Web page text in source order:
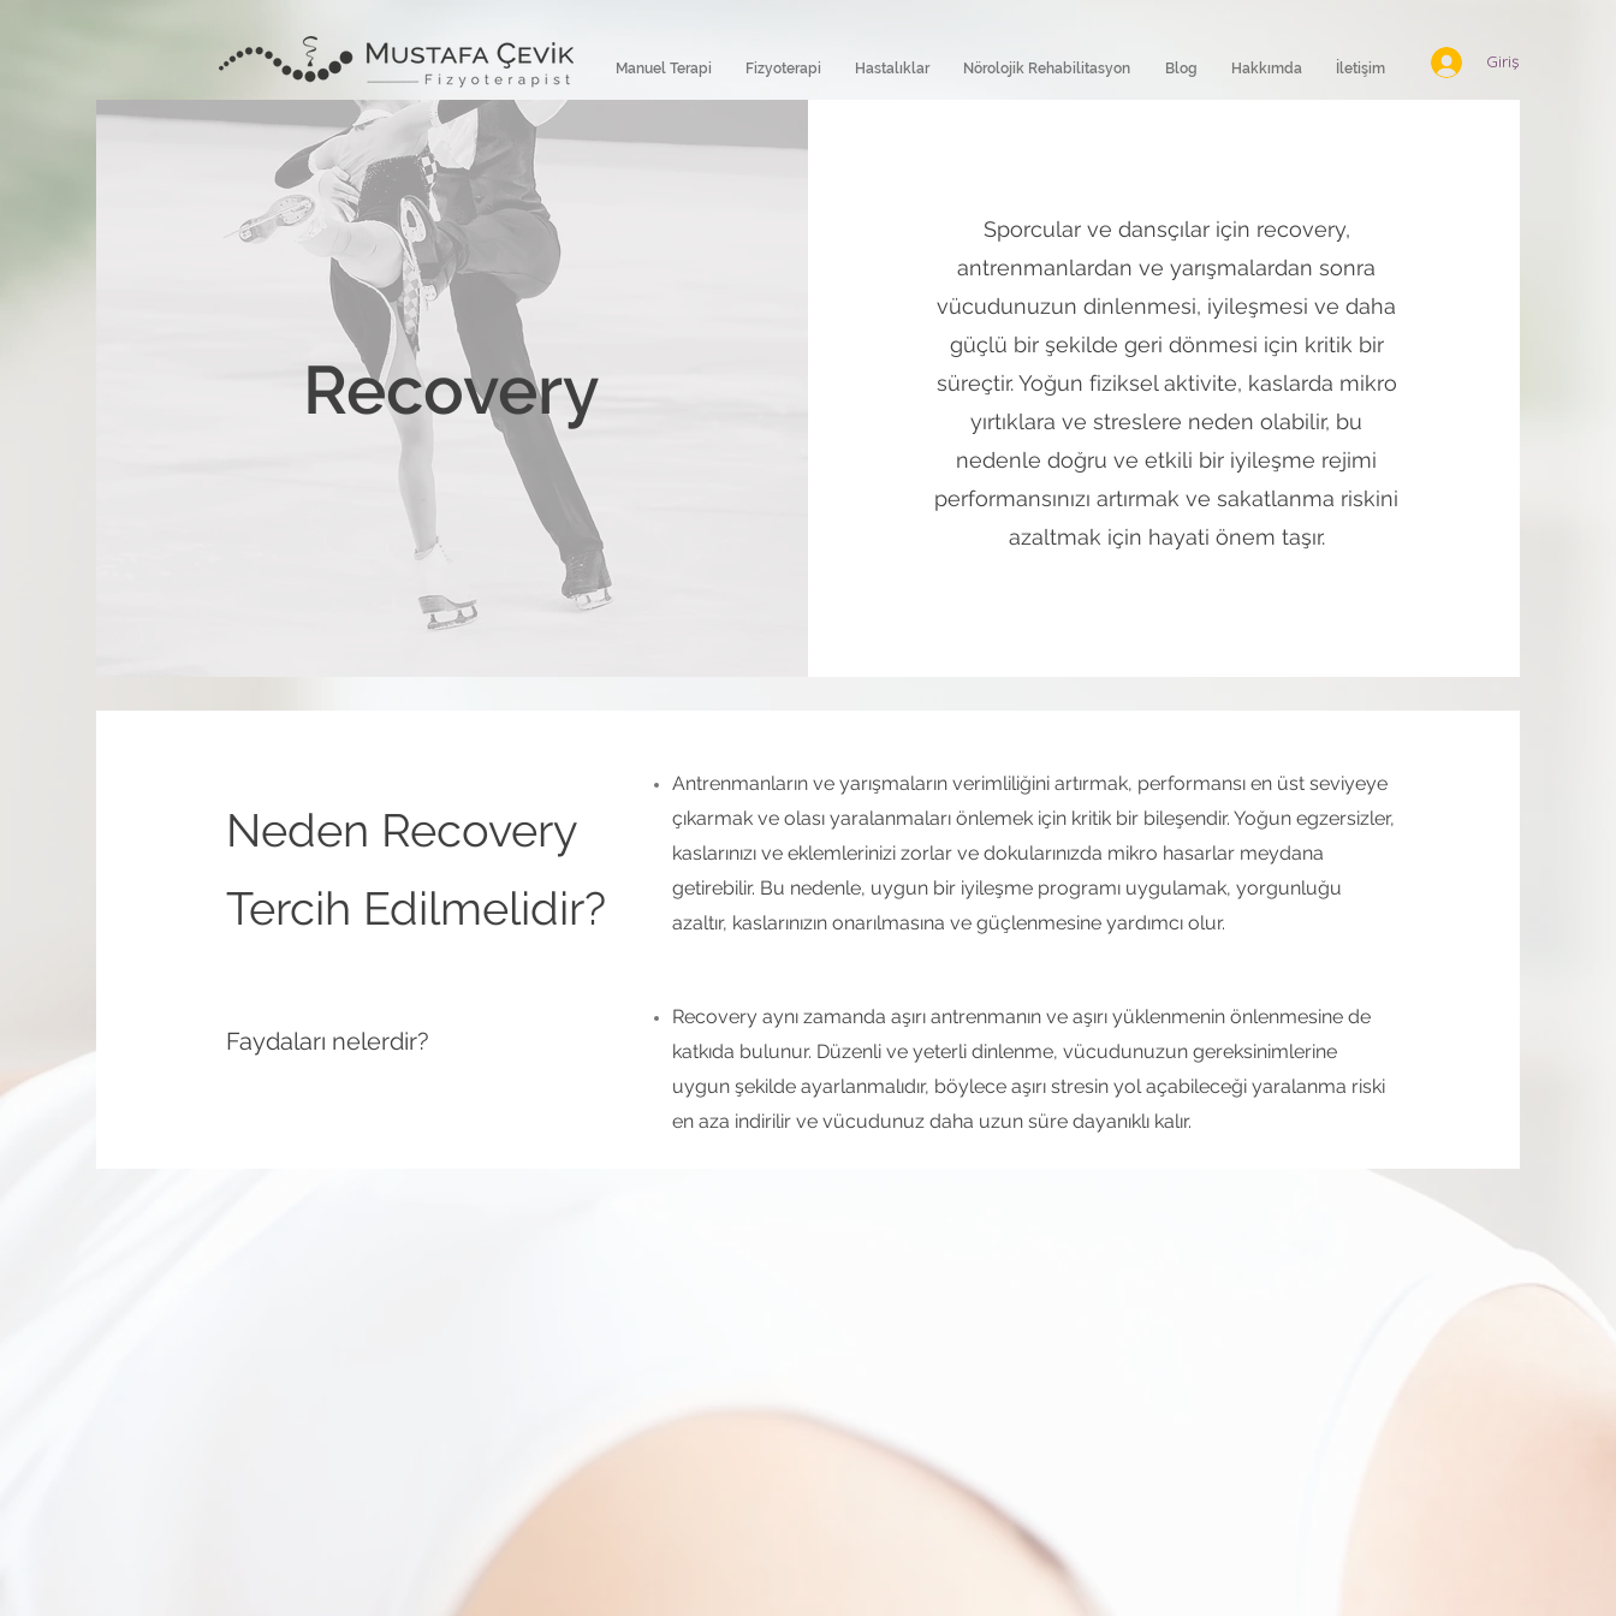
Manuel Terapi Fizyoterapi Hastalıklar Nörolojik Rehabilitasyon Blog Hakkımda İletişim Giriş
Recovery
Sporcular ve dansçılar için recovery,
antrenmanlardan ve yarışmalardan sonra
vücudunuzun dinlenmesi, iyileşmesi ve daha
güçlü bir şekilde geri dönmesi için kritik bir
süreçtir. Yoğun fiziksel aktivite, kaslarda mikro
yırtıklara ve streslere neden olabilir, bu
nedenle doğru ve etkili bir iyileşme rejimi
performansınızı artırmak ve sakatlanma riskini
azaltmak için hayati önem taşır.
Neden Recovery
Tercih Edilmelidir?
Faydaları nelerdir?
Antrenmanların ve yarışmaların verimliliğini artırmak, performansı en üst seviyeye
çıkarmak ve olası yaralanmaları önlemek için kritik bir bileşendir. Yoğun egzersizler,
kaslarınızı ve eklemlerinizi zorlar ve dokularınızda mikro hasarlar meydana
getirebilir. Bu nedenle, uygun bir iyileşme programı uygulamak, yorgunluğu
azaltır, kaslarınızın onarılmasına ve güçlenmesine yardımcı olur.
Recovery aynı zamanda aşırı antrenmanın ve aşırı yüklenmenin önlenmesine de
katkıda bulunur. Düzenli ve yeterli dinlenme, vücudunuzun gereksinimlerine
uygun şekilde ayarlanmalıdır, böylece aşırı stresin yol açabileceği yaralanma riski
en aza indirilir ve vücudunuz daha uzun süre dayanıklı kalır.